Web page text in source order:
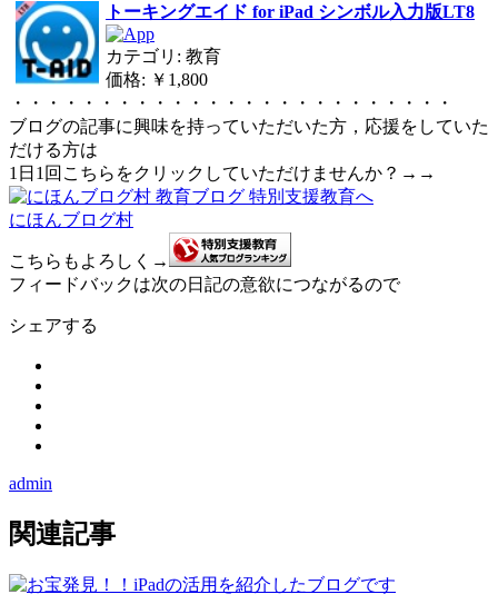
トーキングエイド for iPad シンボル入力版LT8
カテゴリ: 教育
価格: ￥1,800
・・・・・・・・・・・・・・・・・・・・・・・・・
ブログの記事に興味を持っていただいた方，応援をしていた
だける方は
1日1回こちらをクリックしていただけませんか？→→
にほんブログ村
こちらもよろしく→
フィードバックは次の日記の意欲につながるので
シェアする
admin
関連記事